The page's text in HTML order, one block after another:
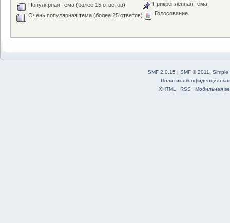
Популярная тема (более 15 ответов)
Очень популярная тема (более 25 ответов)
Прикрепленная тема
Голосование
SMF 2.0.15 | SMF © 2011
Simple
Политика
XHTML
RSS Мобильная